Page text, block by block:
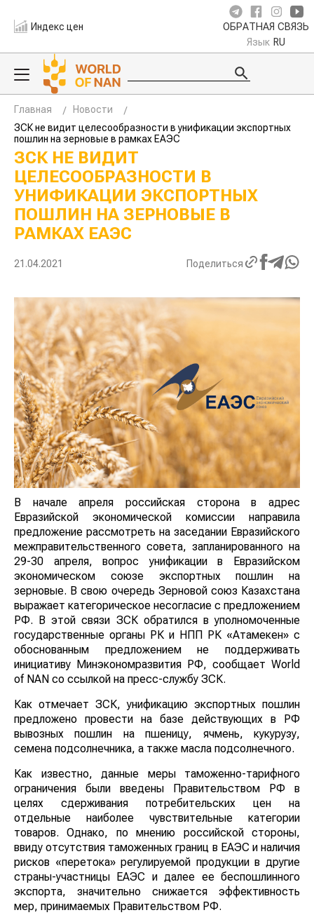
Индекс цен ОБРАТНАЯ СВЯЗЬ
Язык RU
Главная
Новости
ЗСК не видит целесообразности в унификации экспортных
пошлин на зерновые в рамках ЕАЭС
ЗСК НЕ ВИДИТ
ЦЕЛЕСООБРАЗНОСТИ В
УНИФИКАЦИИ ЭКСПОРТНЫХ
ПОШЛИН НА ЗЕРНОВЫЕ В
РАМКАХ ЕАЭС
21.04.2021 Поделиться
В начале апреля российская сторона в адрес
Евразийской экономической комиссии направила
предложение рассмотреть на заседании Евразийского
межправительственного совета, запланированного на
29-30 апреля, вопрос унификации в Евразийском
экономическом союзе экспортных пошлин на
зерновые. В свою очередь Зерновой союз Казахстана
выражает категорическое несогласие с предложением
РФ. В этой связи ЗСК обратился в уполномоченные
государственные органы РК и НПП РК «Атамекен» с
обоснованным предложением не поддерживать
инициативу Минэкономразвития РФ, сообщает World
of NAN со ссылкой на пресс-службу ЗСК.
Как отмечает ЗСК, унификацию экспортных пошлин
предложено провести на базе действующих в РФ
вывозных пошлин на пшеницу, ячмень, кукурузу,
семена подсолнечника, а также масла подсолнечного.
Как известно, данные меры таможенно-тарифного
ограничения были введены Правительством РФ в
целях сдерживания потребительских цен на
отдельные наиболее чувствительные категории
товаров. Однако, по мнению российской стороны,
ввиду отсутствия таможенных границ в ЕАЭС и наличия
рисков «перетока» регулируемой продукции в другие
страны-участницы ЕАЭС и далее ее беспошлинного
экспорта, значительно снижается эффективность
мер, принимаемых Правительством РФ.